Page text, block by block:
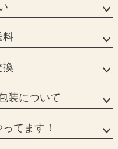
料
換
装について
てます！